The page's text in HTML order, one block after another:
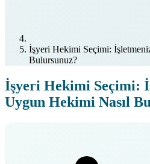
İşyeri Hekimi Seçimi:
Bulursunuz?
İşyeri Hekimi Seçimi:
Uygun Hekimi Nasıl